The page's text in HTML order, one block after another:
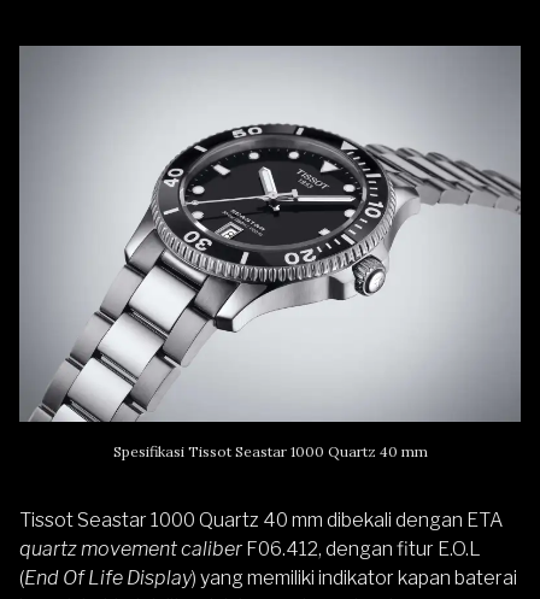
Spesifikasi Tissot Seastar 1000 Quartz 40 mm
Tissot Seastar 1000 Quartz 40 mm dibekali dengan ETA
quartz movement caliber F06.412, dengan fitur E.O.L
(End Of Life Display) yang memiliki indikator kapan baterai